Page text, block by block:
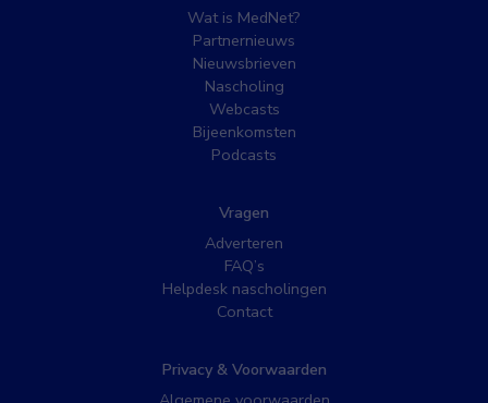
Wat is MedNet?
Partnernieuws
Nieuwsbrieven
Nascholing
Webcasts
Bijeenkomsten
Podcasts
Vragen
Adverteren
FAQ’s
Helpdesk nascholingen
Contact
Privacy & Voorwaarden